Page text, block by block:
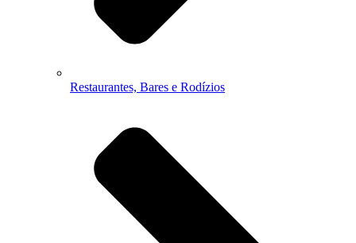
Restaurantes, Bares e Rodízios